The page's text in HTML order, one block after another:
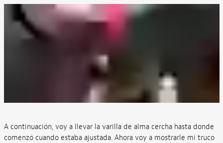
A continuación, voy a llevar la varilla de alma cercha hasta donde
comenzó cuando estaba ajustada. Ahora voy a mostrarle mi truco